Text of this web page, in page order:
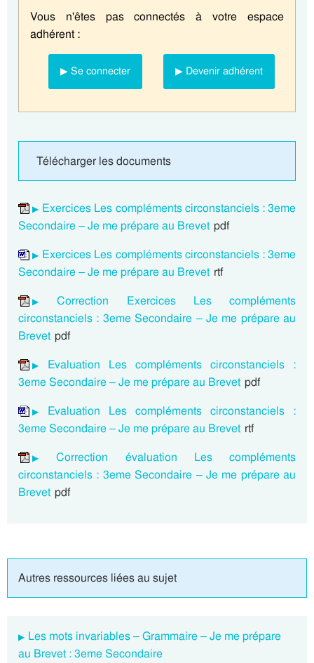
Vous n'êtes pas connectés à votre espace
adhérent :
▶ Se connecter ▶ Devenir adhérent
Télécharger les documents
Exercices Les compléments circonstanciels : 3eme
Secondaire – Je me prépare au Brevet pdf
Exercices Les compléments circonstanciels : 3eme
Secondaire – Je me prépare au Brevet rtf
Correction Exercices Les compléments
circonstanciels : 3eme Secondaire – Je me prépare au
Brevet pdf
Evaluation Les compléments circonstanciels :
3eme Secondaire – Je me prépare au Brevet pdf
Evaluation Les compléments circonstanciels :
3eme Secondaire – Je me prépare au Brevet rtf
Correction évaluation Les compléments
circonstanciels : 3eme Secondaire – Je me prépare au
Brevet pdf
Autres ressources liées au sujet
Les mots invariables – Grammaire – Je me prépare
au Brevet : 3eme Secondaire